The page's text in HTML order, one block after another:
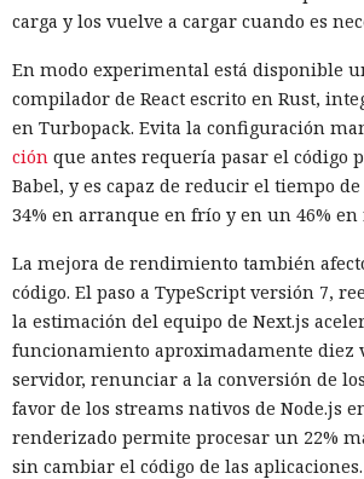
carga y los vuelve a cargar cuando es
En modo experimental está disponible
compilador de React escrito en Rust,
en Turbopack. Evita la configuración
ción que antes requería pasar el código
Babel, y es capaz de reducir el tiempo
34% en arranque en frío y en un 46%
La mejora de rendimiento también
código. El paso a TypeScript versión 7,
la estimación del equipo de Next.js
funcionamiento aproximadamente diez
servidor, renunciar a la conversión de
favor de los streams nativos de Node.js
renderizado permite procesar un 22%
sin cambiar el código de las aplicaciones.